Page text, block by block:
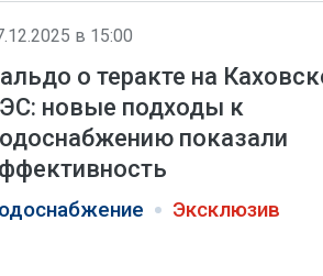
в 15:00
о теракте на
новые подходы к
показали
Эксклюзив